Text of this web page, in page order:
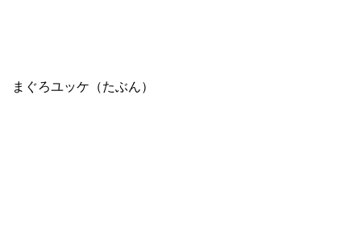
まぐろユッケ（たぶん）